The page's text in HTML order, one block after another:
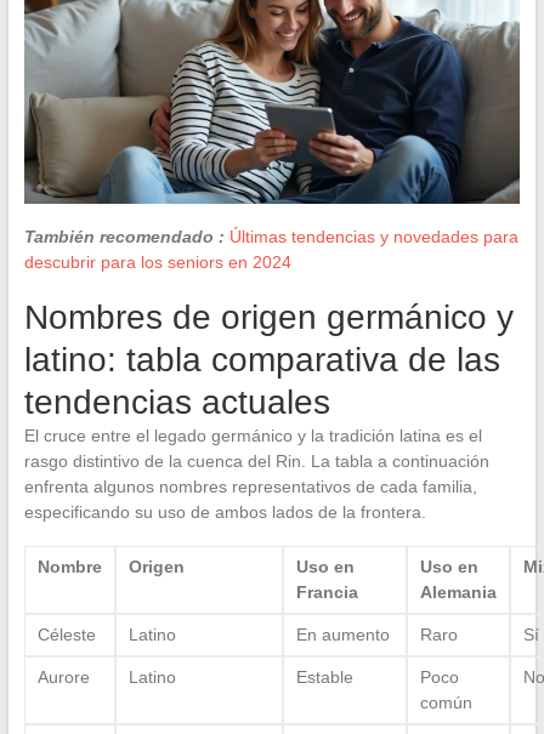
También recomendado : Últimas tendencias y novedades para
descubrir para los seniors en 2024
Nombres de origen germánico y
latino: tabla comparativa de las
tendencias actuales
El cruce entre el legado germánico y la tradición latina es el
rasgo distintivo de la cuenca del Rin. La tabla a continuación
enfrenta algunos nombres representativos de cada familia,
especificando su uso de ambos lados de la frontera.
Nombre Origen
Uso en
Francia
Uso en
Alemania
Céleste Latino En aumento Raro Sí
Aurore Latino Estable
Poco
común
No